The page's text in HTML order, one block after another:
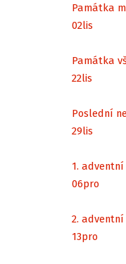
Památka
02lis
Památka
22lis
Poslední
29lis
1.
06pro
2.
13pro